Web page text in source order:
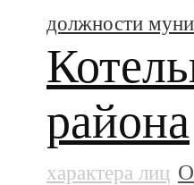
должности
района
характера лиц